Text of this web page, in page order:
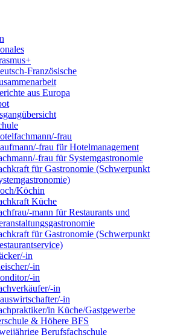
Französische
aus Europa
frau
frau für Hotelmanagement
frau für Systemgastronomie
für Gastronomie (Schwerpunkt
Köchin
Küche
mann für Restaurants und
für Gastronomie (Schwerpunkt
in
in
in
in
in
in Küche/Gastgewerbe
& Höhere BFS
Berufsfachschule